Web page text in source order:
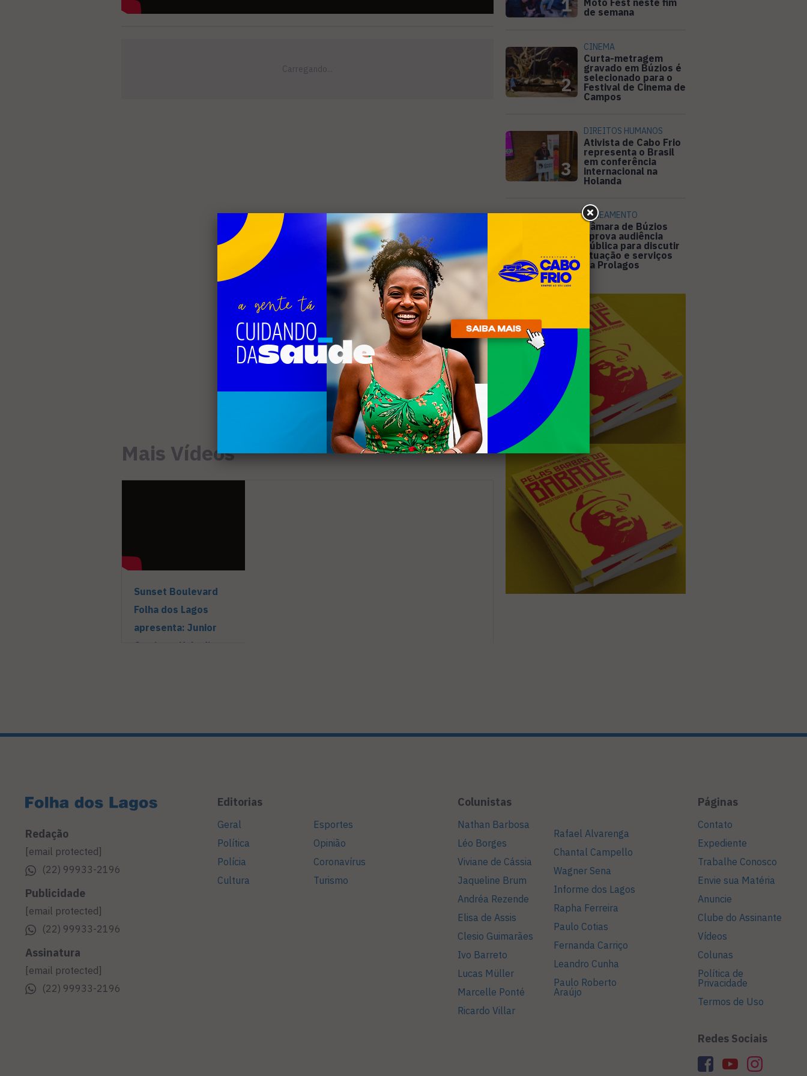
1
Moto Fest neste fim
de semana
2
CINEMA
Curta-metragem
gravado em Búzios é
selecionado para o
Festival de Cinema de
Campos
3
DIREITOS HUMANOS
Ativista de Cabo Frio
representa o Brasil
em conferência
internacional na
Holanda
4
SANEAMENTO
Câmara de Búzios
aprova audiência
pública para discutir
atuação e serviços
da Prolagos
Mais Vídeos
Sunset Boulevard
Folha dos Lagos
apresenta: Junior
Carriço e Kakadio
Redação
[email protected]
(22) 99933-2196
Publicidade
[email protected]
(22) 99933-2196
Assinatura
[email protected]
(22) 99933-2196
Editorias
Geral
Política
Polícia
Cultura
Esportes
Opinião
Coronavírus
Turismo
Colunistas
Nathan Barbosa
Léo Borges
Viviane de Cássia
Jaqueline Brum
Andréa Rezende
Elisa de Assis
Clesio Guimarães
Ivo Barreto
Lucas Müller
Marcelle Ponté
Ricardo Villar
Rafael Alvarenga
Chantal Campello
Wagner Sena
Informe dos Lagos
Rapha Ferreira
Paulo Cotias
Fernanda Carriço
Leandro Cunha
Paulo Roberto
Araújo
Páginas
Contato
Expediente
Trabalhe Conosco
Envie sua Matéria
Anuncie
Clube do Assinante
Vídeos
Colunas
Política de
Privacidade
Termos de Uso
Redes Sociais